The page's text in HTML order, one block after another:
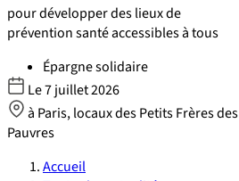
pour développer des lieux de
prévention santé accessibles à tous
Épargne solidaire
Le7 juillet 2026
à Paris, locaux des Petits Frères des
Pauvres
Accueil